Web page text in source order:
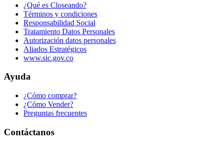
¿Qué es Closeando?
Términos y condiciones
Responsabilidad Social
Tratamiento Datos Personales
Autorización datos personales
Aliados Estratégicos
www.sic.gov.co
Ayuda
¿Cómo comprar?
¿Cómo Vender?
Preguntas frecuentes
Contáctanos